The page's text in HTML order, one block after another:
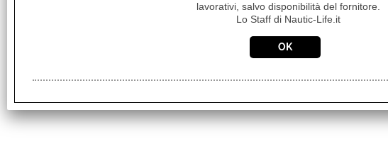
lavorativi, salvo disponibilità del fornitore.
Lo Staff di Nautic-Life.it